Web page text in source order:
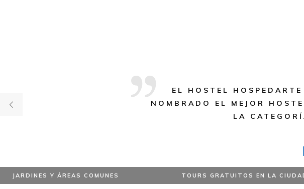
EL HOSTEL
NOMBRADO EL MEJOR
LA
JARDINES Y ÁREAS COMUNES TOURS GRATUITOS EN LA